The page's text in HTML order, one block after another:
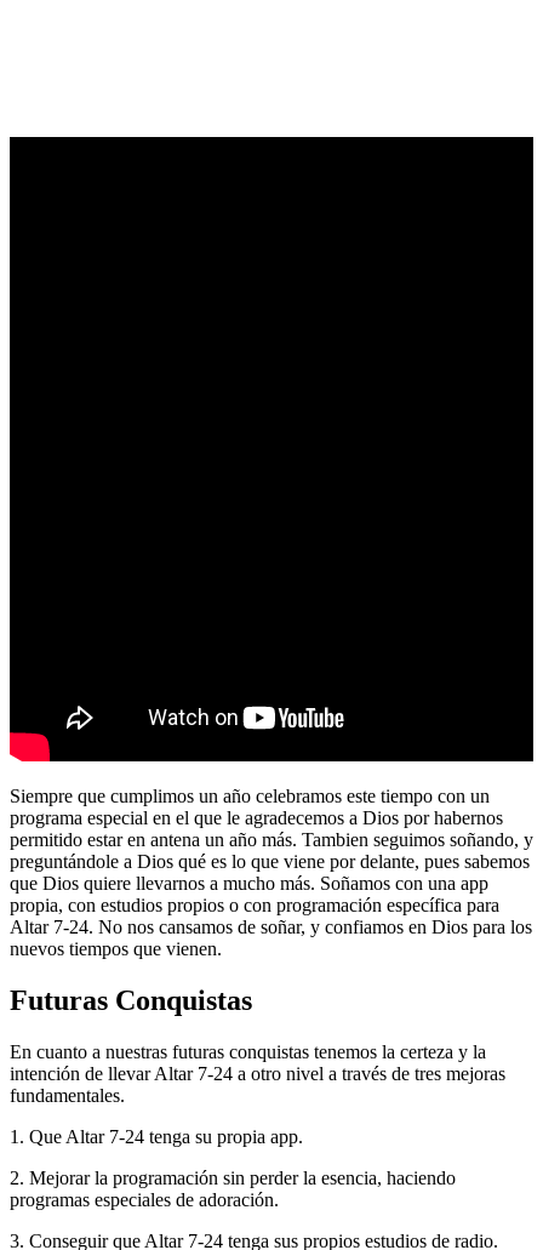
Siempre que cumplimos un año celebramos este tiempo con un
programa especial en el que le agradecemos a Dios por habernos
permitido estar en antena un año más. Tambien seguimos soñando, y
preguntándole a Dios qué es lo que viene por delante, pues sabemos
que Dios quiere llevarnos a mucho más. Soñamos con una app
propia, con estudios propios o con programación específica para
Altar 7-24. No nos cansamos de soñar, y confiamos en Dios para los
nuevos tiempos que vienen.
Futuras Conquistas
En cuanto a nuestras futuras conquistas tenemos la certeza y la
intención de llevar Altar 7-24 a otro nivel a través de tres mejoras
fundamentales.
1. Que Altar 7-24 tenga su propia app.
2. Mejorar la programación sin perder la esencia, haciendo
programas especiales de adoración.
3. Conseguir que Altar 7-24 tenga sus propios estudios de radio.